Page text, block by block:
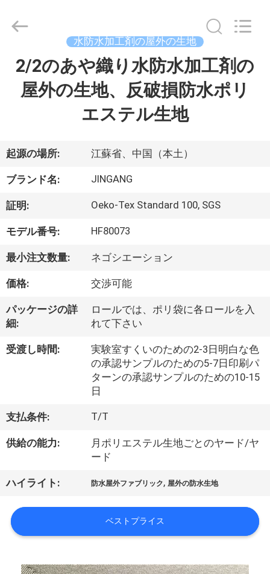
家
ダ
ク
ト
私
に
つ
い
工
場
行
品
2026
Co.,Ltd.
Reserved.
水防水加工剤の屋外の生地
2/2のあや織り水防水加工剤の
屋外の生地、反破損防水ポリ
エステル生地
起源の場所: 江蘇省、中国（本土）
ブランド名: JINGANG
証明: Oeko-Tex Standard 100, SGS
モデル番号: HF80073
最小注文数量: ネゴシエーション
価格: 交渉可能
パッケージの詳
細:
ロールでは、ポリ袋に各ロールを入
れて下さい
受渡し時間:
実験室すくいのための2-3日明白な色
の承認サンプルのための5-7日印刷パ
ターンの承認サンプルのための10-15
日
支払条件: T/T
供給の能力:
月ポリエステル生地ごとのヤード/ヤ
ード
ハイライト: 防水屋外ファブリック, 屋外の防水生地
ベストプライス